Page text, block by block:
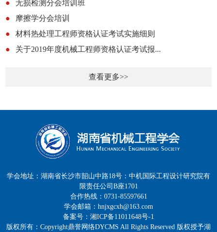
●
无损检测分会培训班
●
摩擦学分会培训
●
材料热处理工程师资格认证考试实施细则
●
关于2019年度机械工程师资格认证考试报...
查看更多>>
学会地址：湖南省长沙市韶山中路18号：中机国际工程设计研究院有
限责任公司B座1701
合作热线：0731-85597661
学会邮箱：hnjxgcxh@163.com
备案号：湘ICP备11011648号-1
版权所有：Copyright鼎誉网络DYCMS All Rights Reserved 版权授予湖